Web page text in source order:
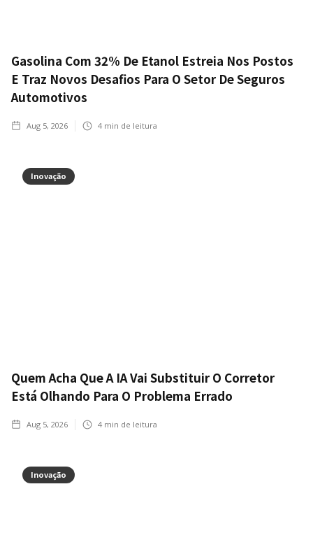
Gasolina Com 32% De Etanol Estreia Nos Postos
E Traz Novos Desafios Para O Setor De Seguros
Automotivos
Aug 5, 2026 4 min de leitura
Inovação
Quem Acha Que A IA Vai Substituir O Corretor
Está Olhando Para O Problema Errado
Aug 5, 2026 4 min de leitura
Inovação